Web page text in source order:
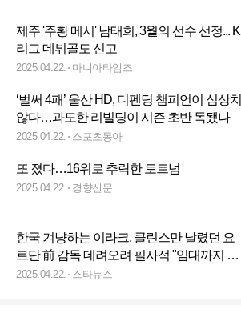
제주 '주황 메시' 남태희, 3월의 선수 선정... K
리그 데뷔골도 신고
2025.04.22. 마니아타임즈
‘벌써 4패’ 울산 HD, 디펜딩 챔피언이 심상치
않다…과도한 리빌딩이 시즌 초반 독됐나
2025.04.22. 스포츠동아
또 졌다…16위로 추락한 토트넘
2025.04.22. 경향신문
한국 겨냥하는 이라크, 클린스만 날렸던 요
르단 前 감독 데려오려 필사적 "임대까지 고
려"
2025.04.22. 스타뉴스